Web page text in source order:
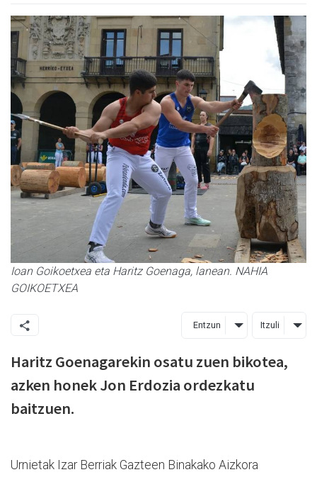
Ioan Goikoetxea eta Haritz Goenaga, lanean. NAHIA
GOIKOETXEA
Entzun Itzuli
Haritz Goenagarekin osatu zuen bikotea,
azken honek Jon Erdozia ordezkatu
baitzuen.
Urnietak Izar Berriak Gazteen Binakako Aizkora